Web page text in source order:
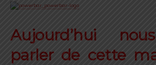
Aujourd’hui
parler de cette